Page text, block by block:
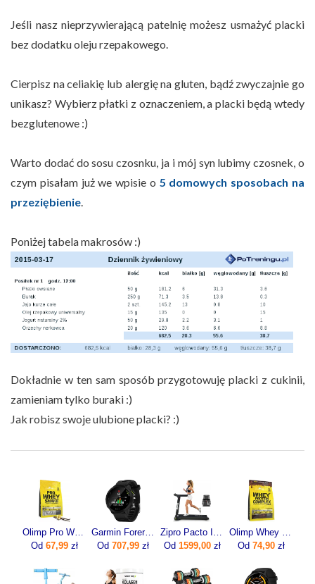
Jeśli nasz nieprzywierającą patelnię możesz usmażyć placki
bez dodatku oleju rzepakowego.
Cierpisz na celiakię lub alergię na gluten, bądź zwyczajnie go
unikasz? Wybierz płatki z oznaczeniem, a placki będą wtedy
bezglutenowe :)
Warto dodać do sosu czosnku, ja i mój syn lubimy czosnek, o
czym pisałam już we wpisie o 5 domowych sposobach na
przeziębienie
Poniżej tabela makrosów :)
Dokładnie w ten sam sposób przygotowuję placki z cukinii,
zamieniam tylko buraki :)
Jak robisz swoje ulubione placki? :)
Od 67,99zł
Garmin Forerunner 55 Czarny (0100256210)
Od 707,99 zł
Od 1599,00zł
Od 74,90zł